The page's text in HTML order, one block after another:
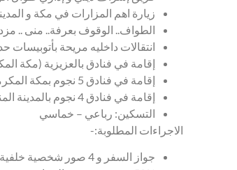
زيارة اهم المزارات في مكة و
الطواف.. الوقوف بعرفة.. منى ..
انتقالات داخليه مريحة بأتوبيسات
إقامة في فنادق بالعزيزية (مكة
إقامة في فنادق 5 نجوم بمكة المكرمه ( فطار+ عشاء)
إقامة في فنادق 4 نجوم بالمدينة المنورة (فطار+ عشاء)
التسكين: رباعي – خماسي
الاجراءات المطلوبة:-
جواز السفر و 4 صور شخصية خلفية بيضاء